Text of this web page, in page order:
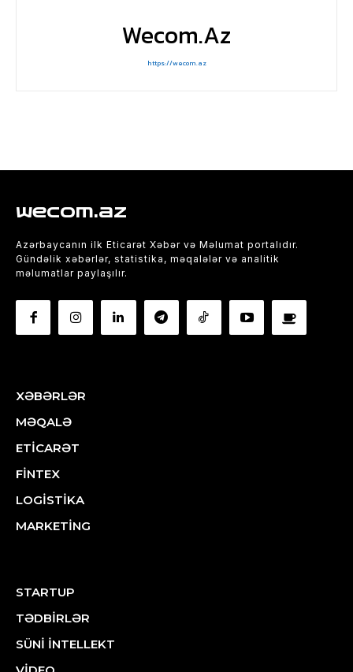
Wecom.az
https://wecom.az
wecom.az
Azərbaycanın ilk Eticarət Xəbər və Məlumat portalıdır.
Gündəlik xəbərlər, statistika, məqalələr və analitik
məlumatlar paylaşılır.
XƏBƏRLƏR
MƏQALƏ
ETİCARƏT
FİNTEX
LOGİSTİKA
MARKETİNG
STARTUP
TƏDBİRLƏR
SÜNİ İNTELLEKT